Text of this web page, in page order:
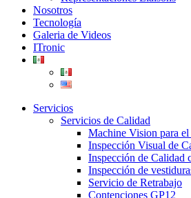
Nosotros
Tecnología
Galeria de Videos
ITronic
Servicios
Servicios de Calidad
Machine Vision para
Inspección Visual de
Inspección de Calidad
Inspección de
Servicio de Retrabajo
Contenciones GP12